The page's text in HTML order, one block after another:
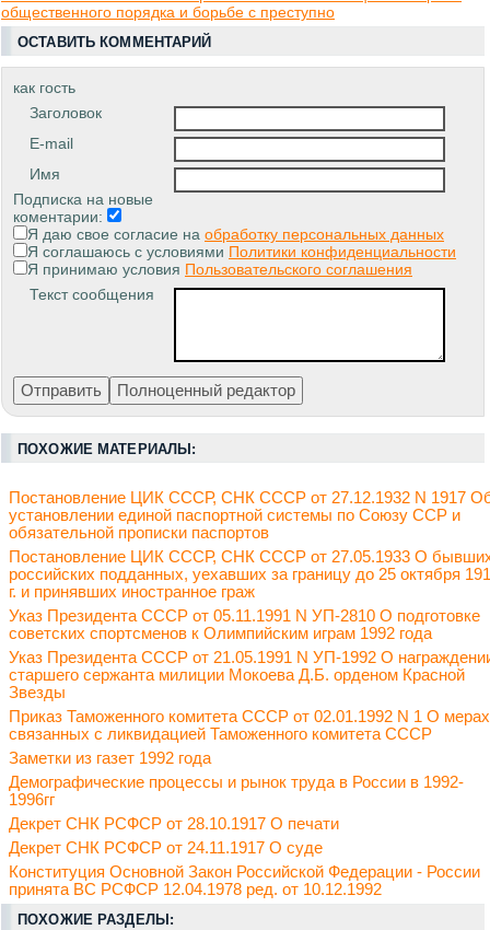
общественного порядка и борьбе с преступно
ОСТАВИТЬ КОММЕНТАРИЙ
как гость
Заголовок
E-mail
Имя
Подписка на новые
коментарии:
Я даю свое согласие на обработку персональных данных
Я соглашаюсь с условиями Политики конфиденциальности
Я принимаю условия Пользовательского соглашения
Текст сообщения
ПОХОЖИЕ МАТЕРИАЛЫ:
Постановление ЦИК СССР, СНК СССР от 27.12.1932 N 1917
установлении единой паспортной системы по Союзу ССР и
обязательной прописки паспортов
Постановление ЦИК СССР, СНК СССР от 27.05.1933 О
российских подданных, уехавших за границу до 25 октября
г. и принявших иностранное граж
Указ Президента СССР от 05.11.1991 N УП-2810 О подготовке
советских спортсменов к Олимпийским играм 1992 года
Указ Президента СССР от 21.05.1991 N УП-1992 О
старшего сержанта милиции Мокоева Д.Б. орденом Красной
Звезды
Приказ Таможенного комитета СССР от 02.01.1992 N 1 О
связанных с ликвидацией Таможенного комитета СССР
Заметки из газет 1992 года
Демографические процессы и рынок труда в России в 1992-
1996гг
Декрет СНК РСФСР от 28.10.1917 О печати
Декрет СНК РСФСР от 24.11.1917 О суде
Конституция Основной Закон Российской Федерации - России
принята ВС РСФСР 12.04.1978 ред. от 10.12.1992
ПОХОЖИЕ РАЗДЕЛЫ: